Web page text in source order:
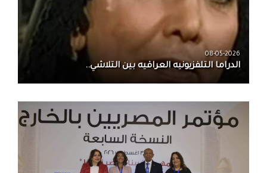
08-05-2026
الدراما التلفزيونيه العراقيه بين التلاشي..